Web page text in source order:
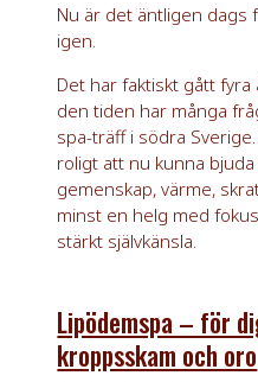
Nu är det äntligen dags
igen.
Det har faktiskt gått
den tiden har många
spa-träff i södra
roligt att nu kunna
gemenskap, värme,
minst en helg med
stärkt självkänsla.
Lipödemspa – för
kroppsskam och oro